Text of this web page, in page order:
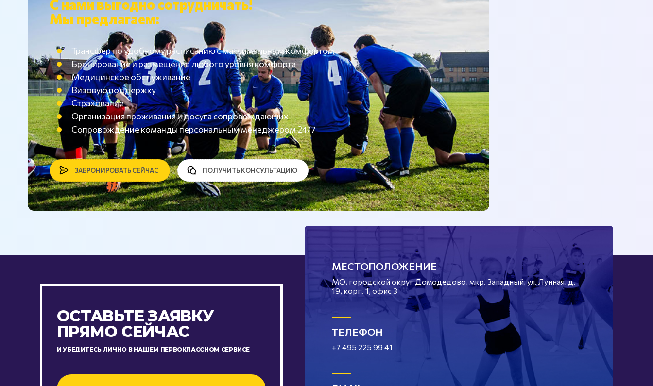
С нами выгодно сотрудничать!
Мы предлагаем:
Трансфер по удобному расписанию с максимальным комфортом
Бронирование и размещение любого уровня комфорта
Медицинское обслуживание
Визовую поддержку
Страхование
Организация проживания и досуга сопровождающих
Сопровождение команды персональным менеджером 24/7
ЗАБРОНИРОВАТЬ СЕЙЧАС ПОЛУЧИТЬ КОНСУЛЬТАЦИЮ
ОСТАВЬТЕ ЗАЯВКУ
ПРЯМО СЕЙЧАС
И УБЕДИТЕСЬ ЛИЧНО В НАШЕМ ПЕРВОКЛАССНОМ СЕРВИСЕ
МЕСТОПОЛОЖЕНИЕ
МО, городской округ Домодедово, мкр. Западный, ул. Лунная, д.
19, корп. 1, офис 3
ТЕЛЕФОН
+7 495 225 99 41